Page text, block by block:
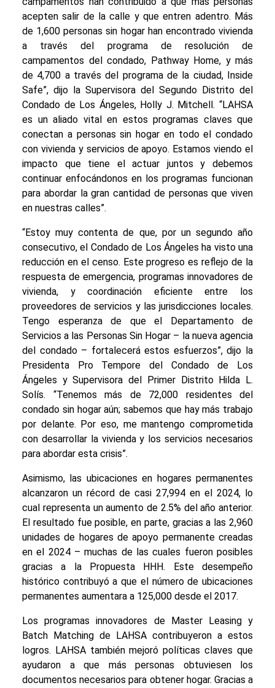
acepten salir de la calle y que entren adentro. Más
de 1,600 personas sin hogar han encontrado vivienda
a través del programa de resolución de
campamentos del condado, Pathway Home, y más
de 4,700 a través del programa de la ciudad, Inside
Safe”, dijo la Supervisora del Segundo Distrito del
Condado de Los Ángeles, Holly J. Mitchell. “LAHSA
es un aliado vital en estos programas claves que
conectan a personas sin hogar en todo el condado
con vivienda y servicios de apoyo. Estamos viendo el
impacto que tiene el actuar juntos y debemos
continuar enfocándonos en los programas funcionan
para abordar la gran cantidad de personas que viven
en nuestras calles”.
“Estoy muy contenta de que, por un segundo año
consecutivo, el Condado de Los Ángeles ha visto una
reducción en el censo. Este progreso es reflejo de la
respuesta de emergencia, programas innovadores de
vivienda, y coordinación eficiente entre los
proveedores de servicios y las jurisdicciones locales.
Tengo esperanza de que el Departamento de
Servicios a las Personas Sin Hogar – la nueva agencia
del condado – fortalecerá estos esfuerzos”, dijo la
Presidenta Pro Tempore del Condado de Los
Ángeles y Supervisora del Primer Distrito Hilda L.
Solís. “Tenemos más de 72,000 residentes del
condado sin hogar aún; sabemos que hay más trabajo
por delante. Por eso, me mantengo comprometida
con desarrollar la vivienda y los servicios necesarios
para abordar esta crisis”.
Asimismo, las ubicaciones en hogares permanentes
alcanzaron un récord de casi 27,994 en el 2024, lo
cual representa un aumento de 2.5% del año anterior.
El resultado fue posible, en parte, gracias a las 2,960
unidades de hogares de apoyo permanente creadas
en el 2024 – muchas de las cuales fueron posibles
gracias a la Propuesta HHH. Este desempeño
histórico contribuyó a que el número de ubicaciones
permanentes aumentara a 125,000 desde el 2017.
Los programas innovadores de Master Leasing y
Batch Matching de LAHSA contribuyeron a estos
logros. LAHSA también mejoró políticas claves que
ayudaron a que más personas obtuviesen los
documentos necesarios para obtener hogar. Gracias a